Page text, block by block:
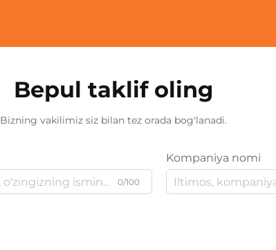
Bepul taklif oling
Bizning vakilimiz siz bilan tez orada bog'lanadi.
0/100
Kompaniya nomi